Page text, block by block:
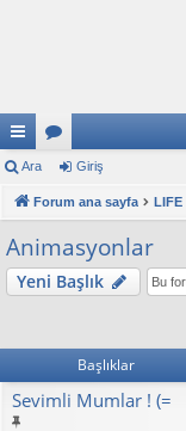
ızl
ba
ğl
tıl
ar
u
ar
Ara Giriş
Forum ana sayfa LIFE
Animasyonlar
Yeni Başlık
Başlıklar
Sevimli Mumlar ! (=